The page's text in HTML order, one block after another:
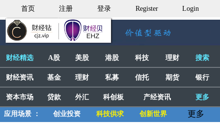
首页 注册 登录 Register Login
财经精选 A股 美股 港股 科技 理财 搜索
财经资讯 基金 理财 私募 信托 期货 银行
资本市场 贷款 外汇 科创板 产经资讯 更多
应用场景 ： 创业投资 科技供求 创新世界 更多